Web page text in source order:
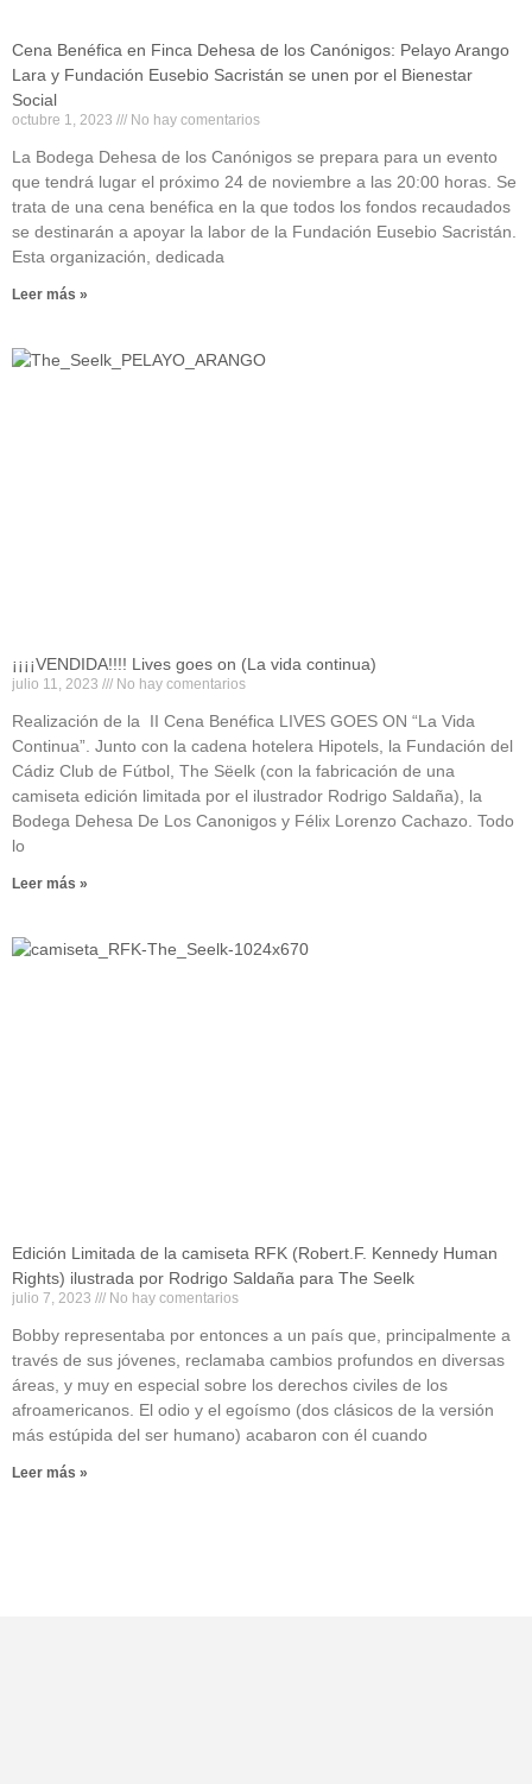
Cena Benéfica en Finca Dehesa de los Canónigos: Pelayo Arango
Lara y Fundación Eusebio Sacristán se unen por el Bienestar
Social
octubre 1, 2023 No hay comentarios
La Bodega Dehesa de los Canónigos se prepara para un evento
que tendrá lugar el próximo 24 de noviembre a las 20:00 horas. Se
trata de una cena benéfica en la que todos los fondos recaudados
se destinarán a apoyar la labor de la Fundación Eusebio Sacristán.
Esta organización, dedicada
Leer más »
¡¡¡¡VENDIDA!!!! Lives goes on (La vida continua)
julio 11, 2023 No hay comentarios
Realización de la II Cena Benéfica LIVES GOES ON “La Vida
Continua”. Junto con la cadena hotelera Hipotels, la Fundación del
Cádiz Club de Fútbol, The Sëelk (con la fabricación de una
camiseta edición limitada por el ilustrador Rodrigo Saldaña), la
Bodega Dehesa De Los Canonigos y Félix Lorenzo Cachazo. Todo
lo
Leer más »
Edición Limitada de la camiseta RFK (Robert.F. Kennedy Human
Rights) ilustrada por Rodrigo Saldaña para The Seelk
julio 7, 2023 No hay comentarios
Bobby representaba por entonces a un país que, principalmente a
través de sus jóvenes, reclamaba cambios profundos en diversas
áreas, y muy en especial sobre los derechos civiles de los
afroamericanos. El odio y el egoísmo (dos clásicos de la versión
más estúpida del ser humano) acabaron con él cuando
Leer más »